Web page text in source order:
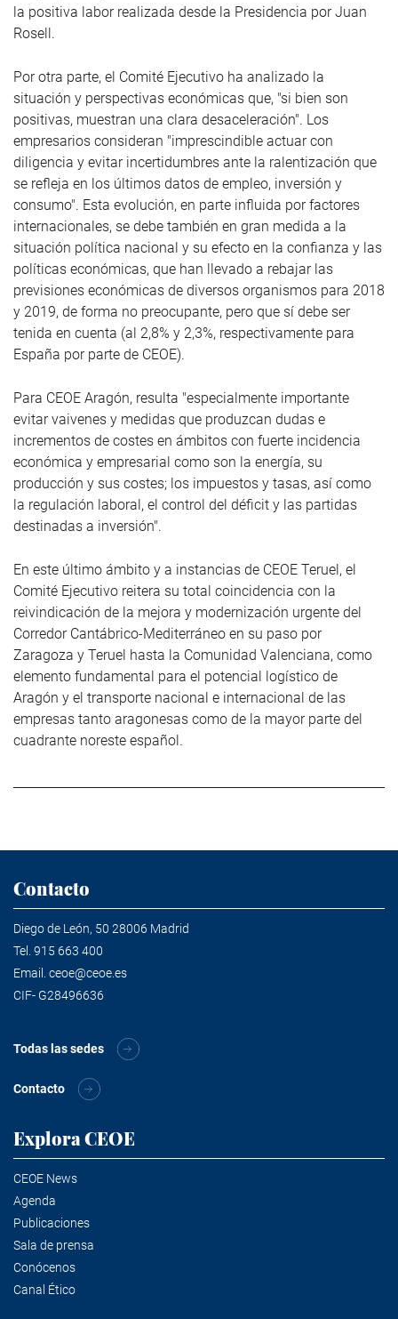
la positiva labor realizada desde la Presidencia por Juan
Rosell.
Por otra parte, el Comité Ejecutivo ha analizado la
situación y perspectivas económicas que, "si bien son
positivas, muestran una clara desaceleración". Los
empresarios consideran "imprescindible actuar con
diligencia y evitar incertidumbres ante la ralentización que
se refleja en los últimos datos de empleo, inversión y
consumo". Esta evolución, en parte influida por factores
internacionales, se debe también en gran medida a la
situación política nacional y su efecto en la confianza y las
políticas económicas, que han llevado a rebajar las
previsiones económicas de diversos organismos para 2018
y 2019, de forma no preocupante, pero que sí debe ser
tenida en cuenta (al 2,8% y 2,3%, respectivamente para
España por parte de CEOE).
Para CEOE Aragón, resulta "especialmente importante
evitar vaivenes y medidas que produzcan dudas e
incrementos de costes en ámbitos con fuerte incidencia
económica y empresarial como son la energía, su
producción y sus costes; los impuestos y tasas, así como
la regulación laboral, el control del déficit y las partidas
destinadas a inversión".
En este último ámbito y a instancias de CEOE Teruel, el
Comité Ejecutivo reitera su total coincidencia con la
reivindicación de la mejora y modernización urgente del
Corredor Cantábrico-Mediterráneo en su paso por
Zaragoza y Teruel hasta la Comunidad Valenciana, como
elemento fundamental para el potencial logístico de
Aragón y el transporte nacional e internacional de las
empresas tanto aragonesas como de la mayor parte del
cuadrante noreste español.
Contacto
Diego de León, 50 28006 Madrid
Tel. 915 663 400
Email. ceoe@ceoe.es
CIF- G28496636
Todas las sedes
Contacto
Explora CEOE
CEOE News
Agenda
Publicaciones
Sala de prensa
Conócenos
Canal Ético